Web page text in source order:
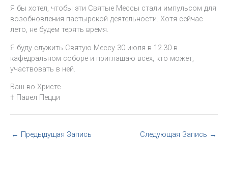
Я бы хотел, чтобы эти Святые Мессы стали импульсом для
возобновления пастырской деятельности. Хотя сейчас
лето, не будем терять время.
Я буду служить Святую Мессу 30 июля в 12.30 в
кафедральном соборе и приглашаю всех, кто может,
участвовать в ней.
Ваш во Христе
† Павел Пецци
← Предыдущая Запись Следующая Запись →